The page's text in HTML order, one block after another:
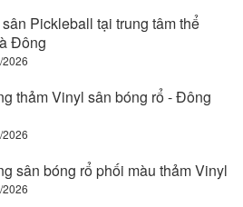
Pickleball tại trung tâm thể
Đông
2026
thảm Vinyl sân bóng rổ - Đông
2026
sân bóng rổ phối màu thảm Vinyl
2026